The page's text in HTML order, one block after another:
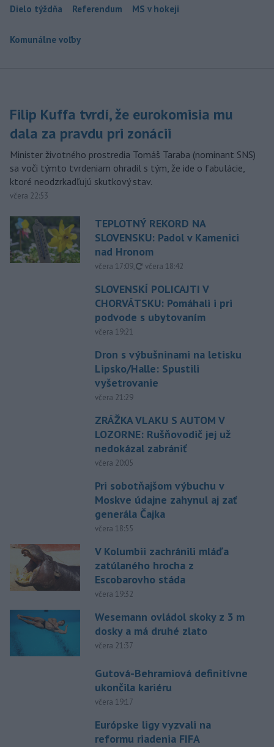
Dielo týždňa Referendum MS v hokeji
Komunálne voľby
Filip Kuffa tvrdí, že eurokomisia mu
dala za pravdu pri zonácii
Minister životného prostredia Tomáš Taraba (nominant SNS)
sa voči týmto tvrdeniam ohradil s tým, že ide o fabulácie,
ktoré neodzrkadľujú skutkový stav.
včera 22:53
TEPLOTNÝ REKORD NA
SLOVENSKU: Padol v Kamenici
nad Hronom
včera 17:09, aktualizované
včera 18:42
SLOVENSKÍ POLICAJTI V
CHORVÁTSKU: Pomáhali i pri
podvode s ubytovaním
včera 19:21
Dron s výbušninami na letisku
Lipsko/Halle: Spustili
vyšetrovanie
včera 21:29
ZRÁŽKA VLAKU S AUTOM V
LOZORNE: Rušňovodič jej už
nedokázal zabrániť
včera 20:05
Pri sobotňajšom výbuchu v
Moskve údajne zahynul aj zať
generála Čajka
včera 18:55
V Kolumbii zachránili mláďa
zatúlaného hrocha z
Escobarovho stáda
včera 19:32
Wesemann ovládol skoky z 3 m
dosky a má druhé zlato
včera 21:37
Gutová-Behramiová definitívne
ukončila kariéru
včera 19:17
Európske ligy vyzvali na
reformu riadenia FIFA